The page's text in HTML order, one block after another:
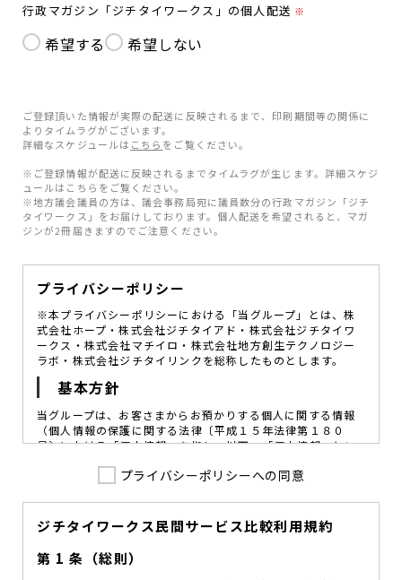
行政マガジン「ジチタイワークス」の個人配送 ※
希望する 希望しない
ご登録頂いた情報が実際の配送に反映されるまで、印刷期間等の関係に
よりタイムラグがございます。
詳細なスケジュールは こちら をご覧ください。
※ご登録情報が配送に反映されるまでタイムラグが生じます。詳細スケジ
ュールはこちらをご覧ください。
※地方議会議員の方は、議会事務局宛に議員数分の行政マガジン「ジチ
タイワークス」をお届けしております。個人配送を希望されると、マガ
ジンが2冊届きますのでご注意ください。
プライバシーポリシー
※本プライバシーポリシーにおける「当グループ」とは、株
式会社ホープ・株式会社ジチタイアド・株式会社ジチタイワ
ークス・株式会社マチイロ・株式会社地方創生テクノロジー
ラボ・株式会社ジチタイリンクを総称したものとします。
基本方針
当グループは、お客さまからお預かりする個人に関する情報
（個人情報の保護に関する法律〔平成１５年法律第１８０
号〕における「個人情報」を指し、以下、「個人情報」とい
図ることが、重要な社会的責務であると考えております。
を定め、役員及び従業員に個人情報保護の重要性の認識と取
組みを徹底させることによって、個人情報の適切な取り扱い
に努めてまいります。
プライバシーポリシーへの同意
ジチタイワークス民間サービス比較利用規約
第 1 条（総則）